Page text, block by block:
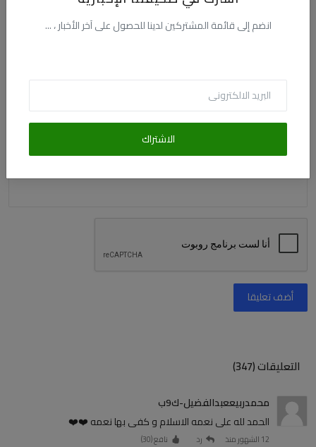
انضم إلى قائمة المشتركين لدينا للحصول على آخر الأخبار ، ...
الاشتراك
التعليق
أضف تعليقا
التعليقات (347)
محمدربيععبدالفضيل-ك9ب
الحمد لله على نعمه الاسلام و كفى بها نعمه ❤️❤️
12 الشهور منذ رد نافع (30
)